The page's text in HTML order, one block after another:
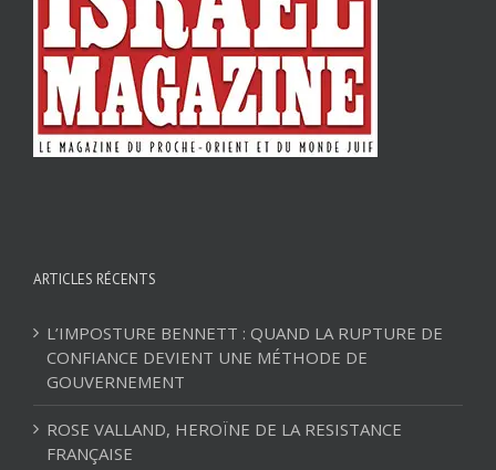
ARTICLES RÉCENTS
L’IMPOSTURE BENNETT : QUAND LA RUPTURE DE
CONFIANCE DEVIENT UNE MÉTHODE DE
GOUVERNEMENT
ROSE VALLAND, HEROÏNE DE LA RESISTANCE
FRANÇAISE